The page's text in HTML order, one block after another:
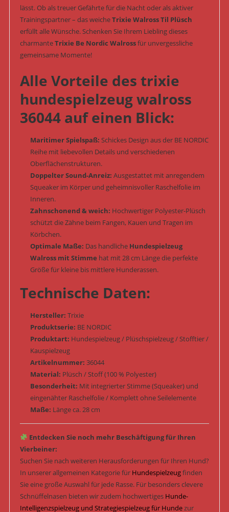
lässt. Ob als treuer Gefährte für die Nacht oder als aktiver
Trainingspartner – das weicheTrixie Walross Til Plüsch
erfüllt alle Wünsche. Schenken Sie Ihrem Liebling dieses
charmanteTrixie Be Nordic Walrossfür unvergessliche
gemeinsame Momente!
Alle Vorteile des trixie
hundespielzeug walross
36044 auf einen Blick:
Maritimer Spielspaß: Schickes Design aus der BE NORDIC
Reihe mit liebevollen Details und verschiedenen
Oberflächenstrukturen.
Doppelter Sound-Anreiz: Ausgestattet mit anregendem
Squeaker im Körper und geheimnisvoller Raschelfolie im
Inneren.
Zahnschonend & weich: Hochwertiger Polyester-Plüsch
schützt die Zähne beim Fangen, Kauen und Tragen im
Körbchen.
Optimale Maße: Das handliche Hundespielzeug
Walross mit Stimme hat mit 28 cm Länge die perfekte
Größe für kleine bis mittlere Hunderassen.
Technische Daten:
Hersteller: Trixie
Produktserie: BE NORDIC
Produktart: Hundespielzeug / Plüschspielzeug / Stofftier /
Kauspielzeug
Artikelnummer: 36044
Material: Plüsch / Stoff (100 % Polyester)
Besonderheit: Mit integrierter Stimme (Squeaker) und
eingenähter Raschelfolie / Komplett ohne Seilelemente
Maße: Länge ca. 28 cm
Entdecken Sie noch mehr Beschäftigung für Ihren
Vierbeiner:
Suchen Sie nach weiteren Herausforderungen für Ihren Hund?
In unserer allgemeinen Kategorie für Hundespielzeugfinden
Sie eine große Auswahl für jede Rasse. Für besonders clevere
Schnüffelnasen bieten wir zudem hochwertiges Hunde-
Intelligenzspielzeug und Strategiespielzeug für Hundezur